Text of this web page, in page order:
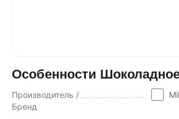
Особенности
Производитель /
Бренд